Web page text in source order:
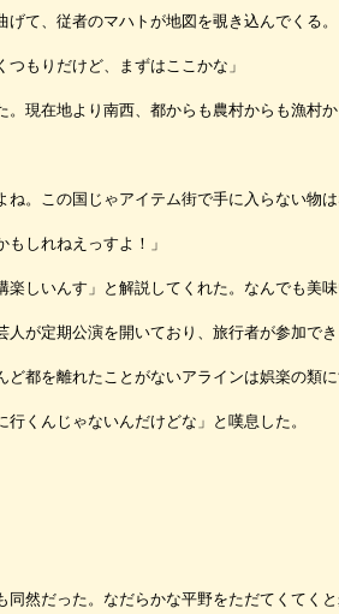
て、従者のマハトが地図を覗き込んでくる。
つもりだけど、まずはここかな」
現在地より南西、都からも農村からも漁村
ね。この国じゃアイテム街で手に入らない物
しれねえっすよ！」
しいんす」と解説してくれた。なんでも美
が定期公演を開いており、旅行者が参加でき
都を離れたことがないアラインは娯楽の類
くんじゃないんだけどな」と嘆息した。
然だった。なだらかな平野をただてくてく